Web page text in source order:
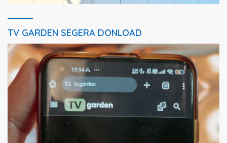
TV GARDEN SEGERA DONLOAD
Pemutar
Video